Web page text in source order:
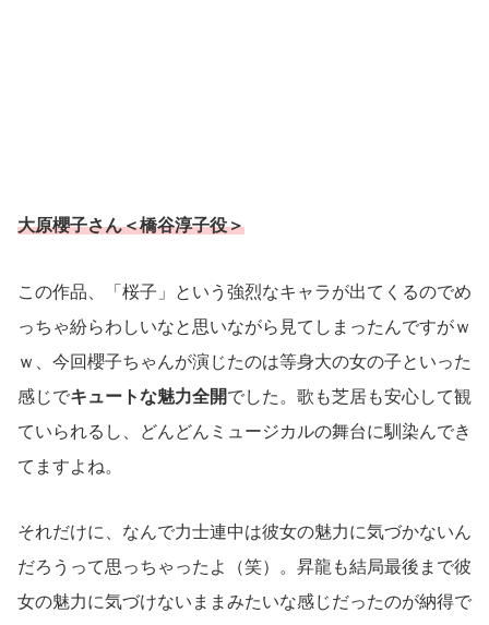
大原櫻子さん＜橋谷淳子役＞
この作品、「桜子」という強烈なキャラが出てくるのでめ
っちゃ紛らわしいなと思いながら見てしまったんですがｗ
ｗ、今回櫻子ちゃんが演じたのは等身大の女の子といった
感じでキュートな魅力全開でした。歌も芝居も安心して観
ていられるし、どんどんミュージカルの舞台に馴染んでき
てますよね。
それだけに、なんで力士連中は彼女の魅力に気づかないん
だろうって思っちゃったよ（笑）。昇龍も結局最後まで彼
女の魅力に気づけないままみたいな感じだったのが納得で